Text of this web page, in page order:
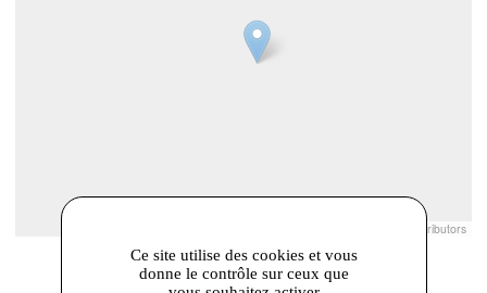
contributors
Ce site utilise des cookies et vous
donne le contrôle sur ceux que